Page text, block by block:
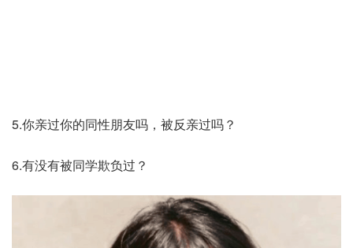
5.你亲过你的同性朋友吗，被反亲过吗？
6.有没有被同学欺负过？